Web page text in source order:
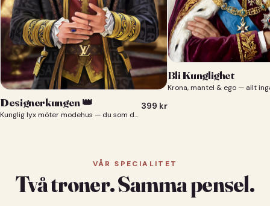
Designerkungen 👑
Kunglig lyx möter modehus — du som designerkung 👑
399 kr
Bli Kunglighet
Krona, mantel & ego — allt
VÅR SPECIALITET
Två troner. Samma pensel.